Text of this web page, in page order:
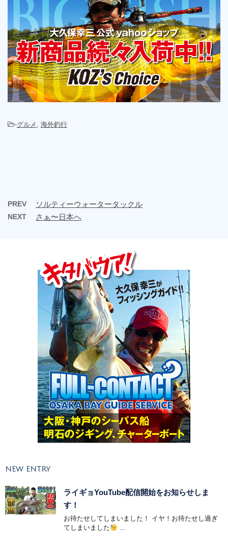
-グルメ , 海外釣行
PREV ソルティーウォータータックル
NEXT さぁ〜日本へ
NEW ENTRY
ライギョYouTube配信開始をお知らせしま
す！
お待たせしてしまいました！ イヤ！お待たせし過ぎ
てしまいました
...